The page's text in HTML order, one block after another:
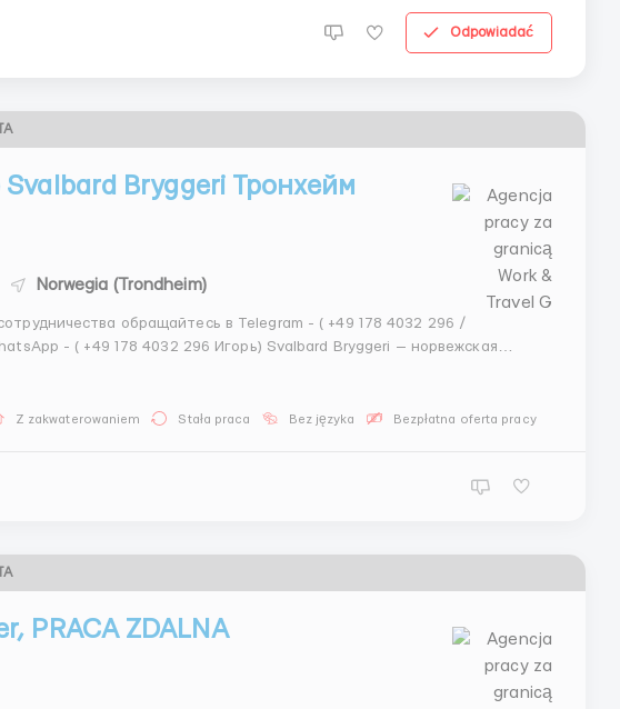
Odpowiadać
Bryggeri Тронхейм
Norwegia (Trondheim)
обращайтесь в Telegram - ( +49 178 4032 296 /
178 4032 296 Игорь) Svalbard Bryggeri — норвежская
Z zakwaterowaniem Stała praca Bez języka Bezpłatna oferta pracy
PRACA ZDALNA